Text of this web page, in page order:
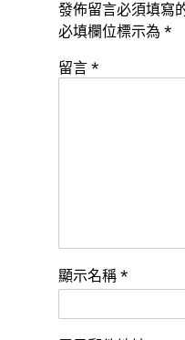
發佈留言必須填寫
必填欄位標示為 *
留言 *
顯示名稱 *